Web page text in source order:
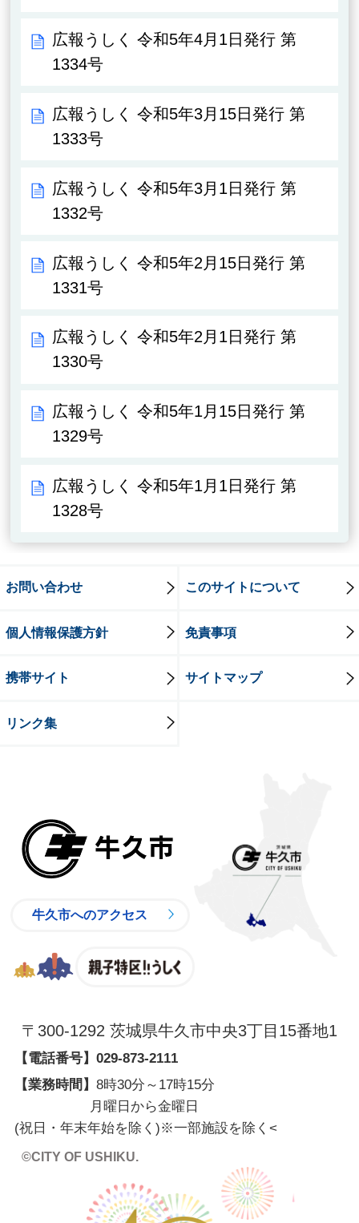
広報うしく 令和5年4月1日発行 第
1334号
広報うしく 令和5年3月15日発行 第
1333号
広報うしく 令和5年3月1日発行 第
1332号
広報うしく 令和5年2月15日発行 第
1331号
広報うしく 令和5年2月1日発行 第
1330号
広報うしく 令和5年1月15日発行 第
1329号
広報うしく 令和5年1月1日発行 第
1328号
お問い合わせ このサイトについて
個人情報保護方針 免責事項
携帯サイト サイトマップ
リンク集
牛久市へのアクセス
〒300-1292 茨城県牛久市中央3丁目15番地1
【電話番号】 029-873-2111
【業務時間】 8時30分～17時15分
月曜日から金曜日
(祝日・年末年始を除く)※一部施設を除く <
©CITY OF USHIKU.